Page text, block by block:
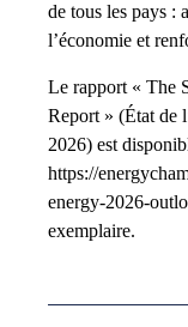
de tous les pays :
l’économie et
Le rapport « The
Report » (État de
2026) est
https://
energy-2026-
exemplaire.